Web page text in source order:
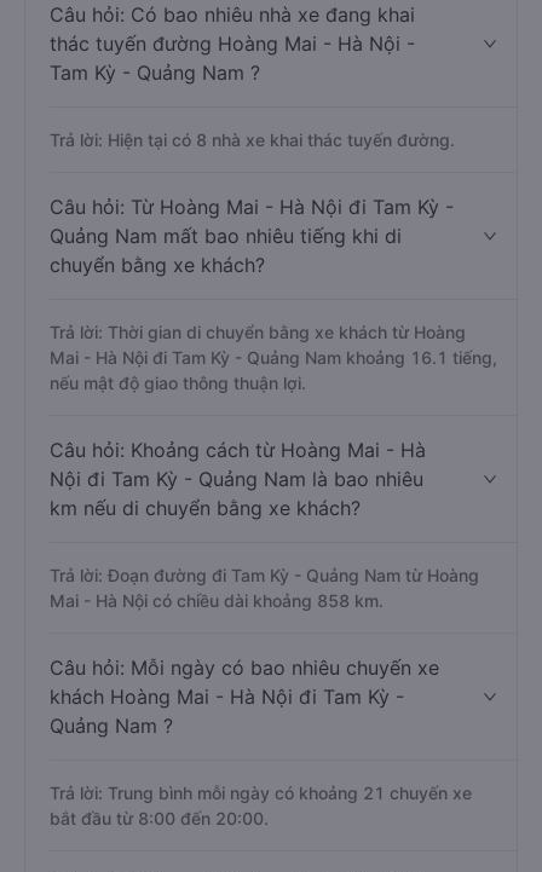
Câu hỏi: Có bao nhiêu nhà xe đang khai
thác tuyến đường Hoàng Mai - Hà Nội -
Tam Kỳ - Quảng Nam ?
Trả lời: Hiện tại có 8 nhà xe khai thác tuyến đường.
Câu hỏi: Từ Hoàng Mai - Hà Nội đi Tam Kỳ -
Quảng Nam mất bao nhiêu tiếng khi di
chuyển bằng xe khách?
Trả lời: Thời gian di chuyển bằng xe khách từ Hoàng
Mai - Hà Nội đi Tam Kỳ - Quảng Nam khoảng 16.1 tiếng,
nếu mật độ giao thông thuận lợi.
Câu hỏi: Khoảng cách từ Hoàng Mai - Hà
Nội đi Tam Kỳ - Quảng Nam là bao nhiêu
km nếu di chuyển bằng xe khách?
Trả lời: Đoạn đường đi Tam Kỳ - Quảng Nam từ Hoàng
Mai - Hà Nội có chiều dài khoảng 858 km.
Câu hỏi: Mỗi ngày có bao nhiêu chuyến xe
khách Hoàng Mai - Hà Nội đi Tam Kỳ -
Quảng Nam ?
Trả lời: Trung bình mỗi ngày có khoảng 21 chuyến xe
bắt đầu từ 8:00 đến 20:00.